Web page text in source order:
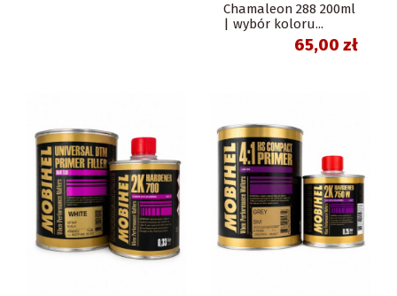
Chamaleon 288 200ml
| wybór koloru...
65,00 zł